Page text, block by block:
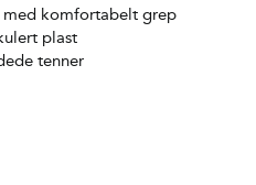
komfortabelt grep
plast
tenner